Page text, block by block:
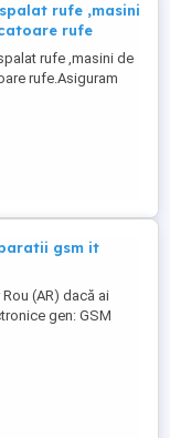
rufe ,masini
rufe
rufe ,masini de
rufe.Asiguram
la comanda.Ne
de peste 20
gsm it
(AR) dacă ai
gen: GSM
sau IT (laptop-uri,
imprimante,
cartușe, copii
și rețelele